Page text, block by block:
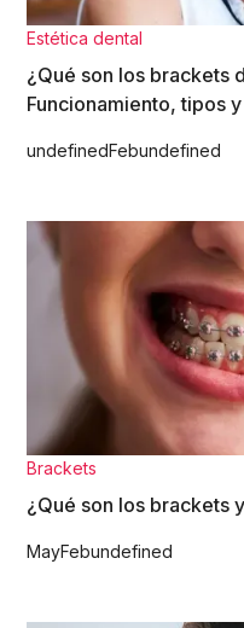
Estética dental
¿Qué son los brackets
Funcionamiento, tipos
undefinedFebundefined
Brackets
¿Qué son los brackets
MayFebundefined